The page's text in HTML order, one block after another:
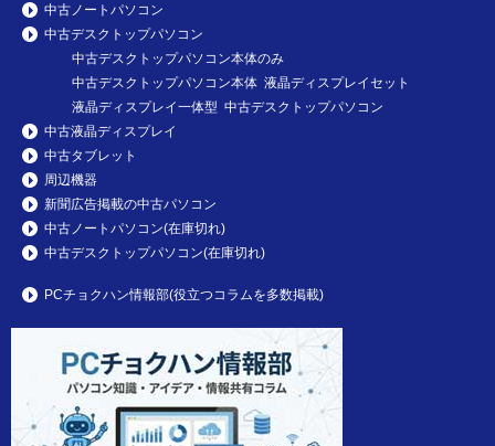
中古ノートパソコン
中古デスクトップパソコン
中古デスクトップパソコン本体のみ
中古デスクトップパソコン本体 液晶ディスプレイセット
液晶ディスプレイ一体型 中古デスクトップパソコン
中古液晶ディスプレイ
中古タブレット
周辺機器
新聞広告掲載の中古パソコン
中古ノートパソコン(在庫切れ)
中古デスクトップパソコン(在庫切れ)
PCチョクハン情報部(役立つコラムを多数掲載)